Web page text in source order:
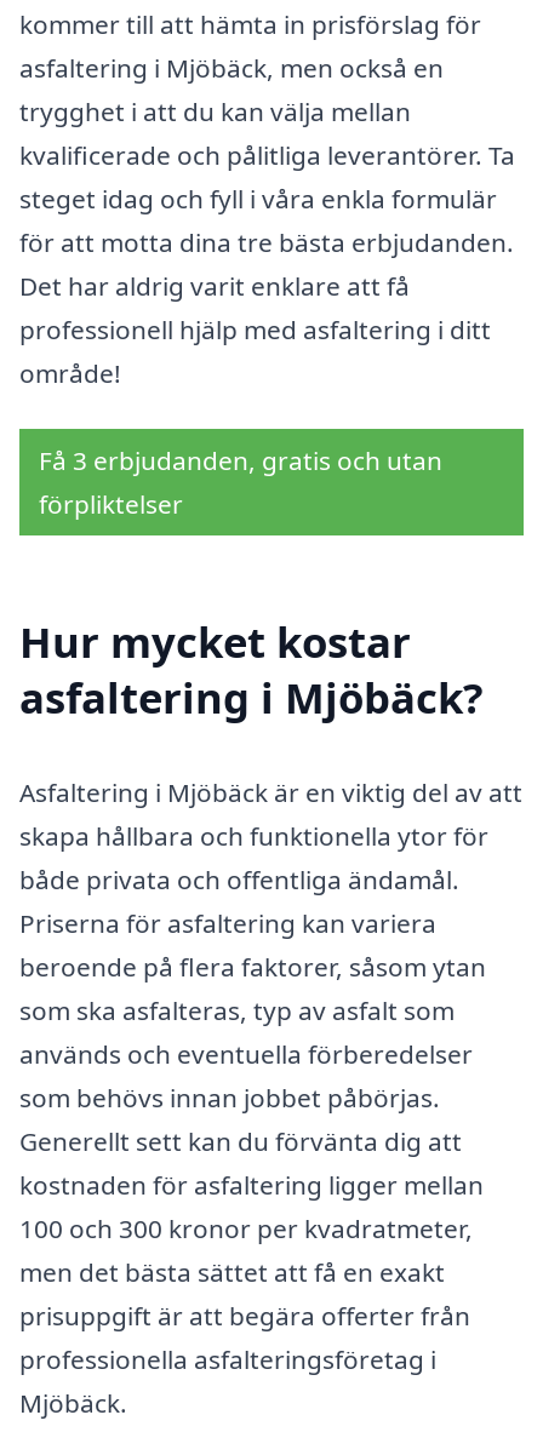
kommer till att hämta in prisförslag för
asfaltering i Mjöbäck, men också en
trygghet i att du kan välja mellan
kvalificerade och pålitliga leverantörer. Ta
steget idag och fyll i våra enkla formulär
för att motta dina tre bästa erbjudanden.
Det har aldrig varit enklare att få
professionell hjälp med asfaltering i ditt
område!
Få 3 erbjudanden, gratis och utan
förpliktelser
Hur mycket kostar
asfaltering i Mjöbäck?
Asfaltering i Mjöbäck är en viktig del av att
skapa hållbara och funktionella ytor för
både privata och offentliga ändamål.
Priserna för asfaltering kan variera
beroende på flera faktorer, såsom ytan
som ska asfalteras, typ av asfalt som
används och eventuella förberedelser
som behövs innan jobbet påbörjas.
Generellt sett kan du förvänta dig att
kostnaden för asfaltering ligger mellan
100 och 300 kronor per kvadratmeter,
men det bästa sättet att få en exakt
prisuppgift är att begära offerter från
professionella asfalteringsföretag i
Mjöbäck.